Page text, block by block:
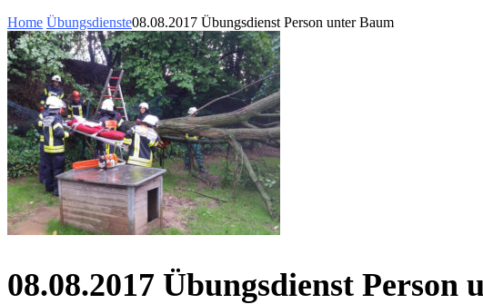
Home Übungsdienste08.08.2017 Übungsdienst Person unter Baum
08.08.2017 Übungsdienst Person